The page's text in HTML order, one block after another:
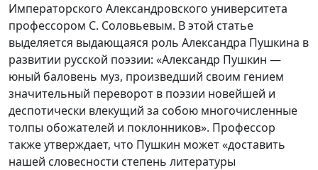
Императорского Александровского университета
профессором С. Соловьевым. В этой статье
выделяется выдающаяся роль Александра Пушкина в
развитии русской поэзии: «Александр Пушкин —
юный баловень муз, произведший своим гением
значительный переворот в поэзии новейшей и
деспотически влекущий за собою многочисленные
толпы обожателей и поклонников». Профессор
также утверждает, что Пушкин может «доставить
нашей словесности степень литературы